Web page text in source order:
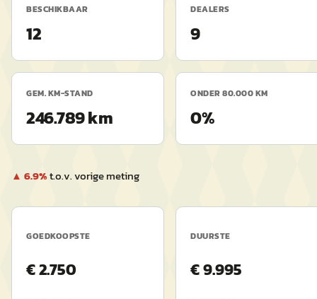
BESCHIKBAAR
12
DEALERS
9
GEM. KM-STAND
246.789 km
ONDER 80.000 KM
0%
▲ 6.9%t.o.v. vorige meting
GOEDKOOPSTE
€2.750
DUURSTE
€9.995